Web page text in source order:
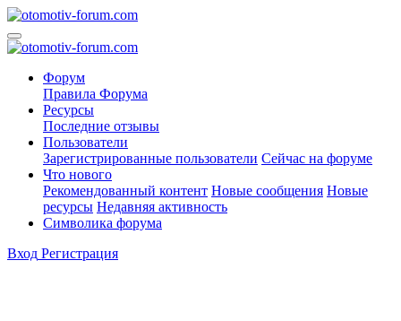
Форум
Правила Форума
Ресурсы
Последние отзывы
Пользователи
Зарегистрированные пользователи Сейчас на форуме
Что нового
Рекомендованный контент Новые сообщения Новые
ресурсы Недавняя активность
Символика форума
Вход Регистрация